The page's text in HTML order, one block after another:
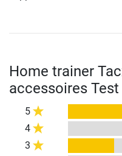
Home trainer
accessoires
5
4
3